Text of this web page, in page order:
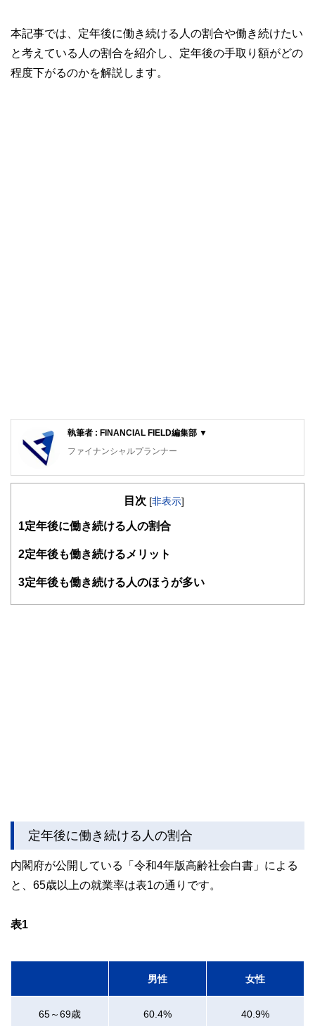
本記事では、定年後に働き続ける人の割合や働き続けたい
と考えている人の割合を紹介し、定年後の手取り額がどの
程度下がるのかを解説します。
執筆者 : FINANCIAL FIELD編集部 ▼
ファイナンシャルプランナー
FinancialField編集部は、金融、経済に関する記事を、日々
知識がない方でも理解できるようわかりやすく発信していま
得者を中心に「お金や暮らし」に関する書籍・雑誌の編集経
験者で構成され、企画立案から記事掲載まですべての工程に
目次 [非表示]
1定年後に働き続ける人の割合
2定年後も働き続けるメリット
3定年後も働き続ける人のほうが多い
定年後に働き続ける人の割合
内閣府が公開している「令和4年版高齢社会白書」による
と、65歳以上の就業率は表1の通りです。
表1
男性 女性
65～69歳 60.4% 40.9%